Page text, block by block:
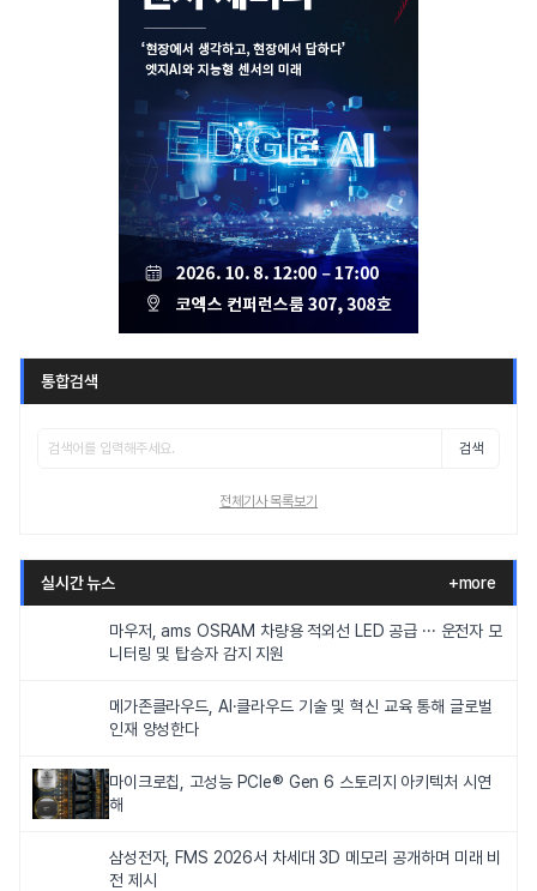
통합검색
검색
전체기사 목록보기
실시간 뉴스 +more
마우저, ams OSRAM 차량용 적외선 LED 공급 ··· 운전자 모
니터링 및 탑승자 감지 지원
메가존클라우드, AI·클라우드 기술 및 혁신 교육 통해 글로벌
인재 양성한다
마이크로칩, 고성능 PCIe® Gen 6 스토리지 아키텍처 시연
해
삼성전자, FMS 2026서 차세대 3D 메모리 공개하며 미래 비
전 제시